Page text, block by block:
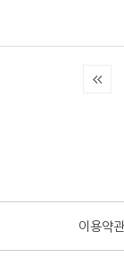
이용약관